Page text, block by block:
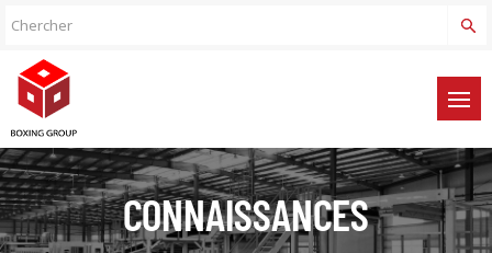
CONNAISSANCES